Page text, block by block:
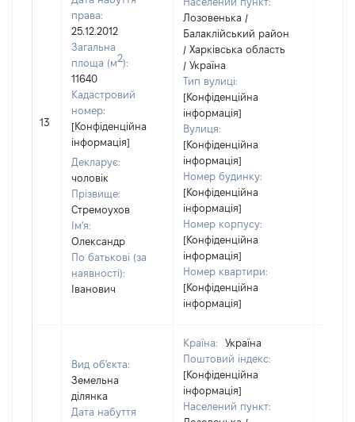
13
права:
25.12.2012
Загальна
площа (м2):
11640
Кадастровий
номер:
[Конфіденційна
інформація]
Декларує:
чоловік
Прізвище:
Стремоухов
Ім'я:
Олександр
По батькові (за
наявності):
Іванович
Лозовенька /
Балаклійський район
/ Харківська область
/ Україна
Тип вулиці:
[Конфіденційна
інформація]
Вулиця:
[Конфіденційна
інформація]
Номер будинку:
[Конфіденційна
інформація]
Номер корпусу:
[Конфіденційна
інформація]
Номер квартири:
[Конфіденційна
інформація]
Вид об'єкта:
Земельна
ділянка
Дата набуття
Країна:
Україна
Поштовий індекс:
[Конфіденційна
інформація]
Населений пункт: